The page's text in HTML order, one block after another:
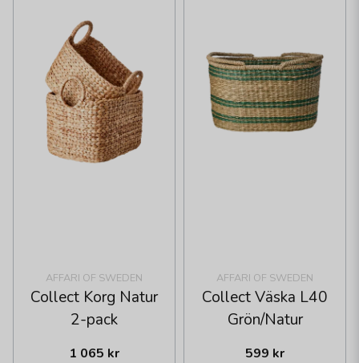
AFFARI OF SWEDEN
Collect Korg Natur
2-pack
1 065 kr
AFFARI OF SWEDEN
Collect Väska L40
Grön/Natur
599 kr